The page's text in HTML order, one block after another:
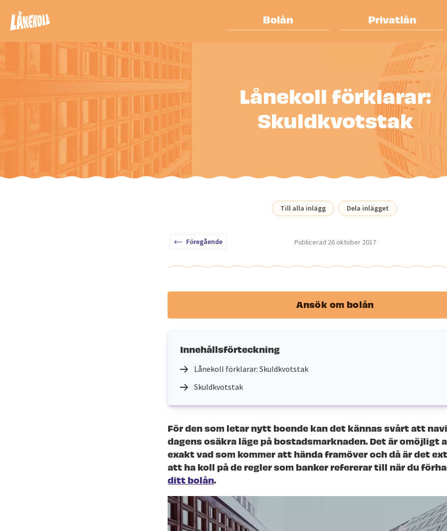
Bolån Privatlån
Lånekoll förklarar:
Skuldkvotstak
Till alla inlägg Dela inlägget
Publicerad 26 oktober 2017
Föregående
Ansök om bolån
Innehållsförteckning
Lånekoll förklarar: Skuldkvotstak
Skuldkvotstak
För den som letar nytt boende kan det kännas svårt att
dagens osäkra läge på bostadsmarknaden. Det är omöjligt
exakt vad som kommer att hända framöver och då är det
att ha koll på de regler som banker refererar till när du
ditt bolån.